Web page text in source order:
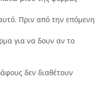
Πριν από την επόμενη
για να δουν αν το
δεν διαθέτουν